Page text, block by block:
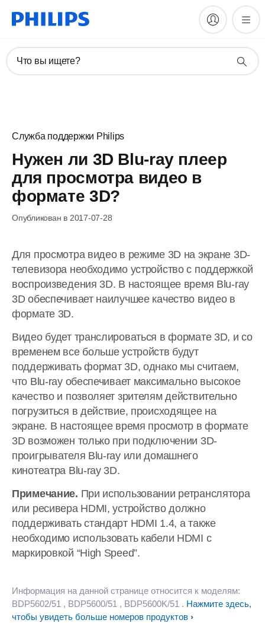
Что вы ищете?
Служба поддержки Philips
Нужен ли 3D Blu-ray плеер
для просмотра видео в
формате 3D?
Опубликован в 2017-07-28
Для просмотра видео в режиме 3D на экране 3D-
телевизора необходимо устройство с поддержкой
воспроизведения 3D. В настоящее время Blu-ray
3D обеспечивает наилучшее качество видео в
формате 3D.
Видео будет транслироваться в формате 3D, и со
временем все больше устройств будут
поддерживать формат 3D, однако мы считаем,
что Blu-ray обеспечивает максимально высокое
качество и позволяет зрителям действительно
погрузиться в действие, происходящее на
экране. В настоящее время просмотр в формате
3D возможен только при подключении 3D-
проигрывателя Blu-ray или домашнего
кинотеатра Blu-ray 3D.
Примечание. При использовании ретранслятора
или ресивера HDMI, устройство должно
поддерживать стандарт HDMI 1.4, а также
необходимо использовать кабели HDMI с
маркировкой “High Speed”.
Информация на данной странице относится к моделям:
BDP5602/51 , BDP5600/51 , BDP5600K/51 . Нажмите здесь,
чтобы увидеть больше номеров продуктов